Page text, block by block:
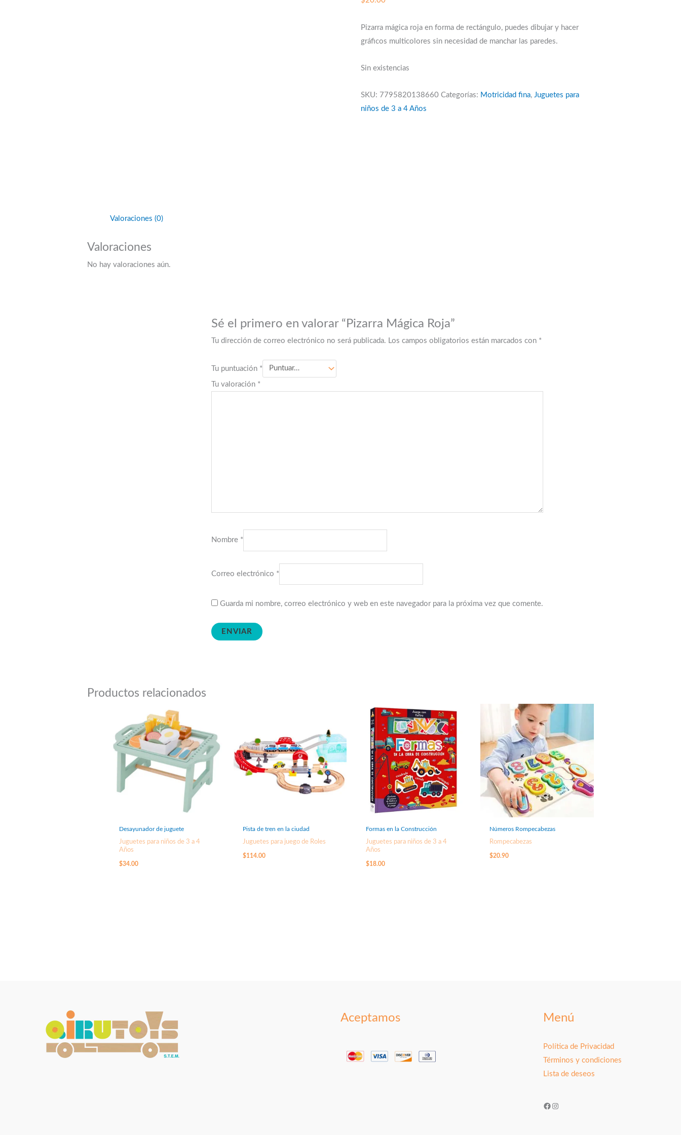
Pizarra mágica roja en forma de rectángulo, puedes dibujar y hacer
gráficos multicolores sin necesidad de manchar las paredes.
Sin existencias
SKU: 7795820138660 Categorías: Motricidad fina, Juguetes para
niños de 3 a 4 Años
Valoraciones (0)
Valoraciones
No hay valoraciones aún.
Sé el primero en valorar “Pizarra Mágica Roja”
Tu dirección de correo electrónico no será publicada. Los campos obligatorios están marcados con *
Tu puntuación *
Tu valoración *
Nombre *
Correo electrónico *
Guarda mi nombre, correo electrónico y web en este navegador para la próxima vez que comente.
Productos relacionados
Desayunador de juguete
Juguetes para niños de 3 a 4
Años
$34.00
Pista de tren en la ciudad
Juguetes para juego de Roles
$114.00
Formas en la Construcción
Juguetes para niños de 3 a 4
Años
$18.00
Números Rompecabezas
Rompecabezas
$20.90
Aceptamos Menú
Política de Privacidad
Términos y condiciones
Lista de deseos
Facebook
Instagram